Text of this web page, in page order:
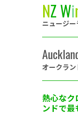
NZWi
ニュージ
オークラン
熱心な
ンドで最